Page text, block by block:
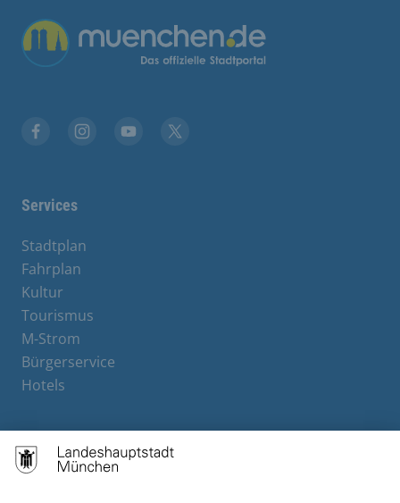
Übergreifende Links
Services
Stadtplan
Fahrplan
Kultur
Tourismus
M-Strom
Bürgerservice
Hotels
Contact